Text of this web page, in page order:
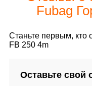
Fubag
Станьте первым, кто
FB 250 4m
Оставьте свой